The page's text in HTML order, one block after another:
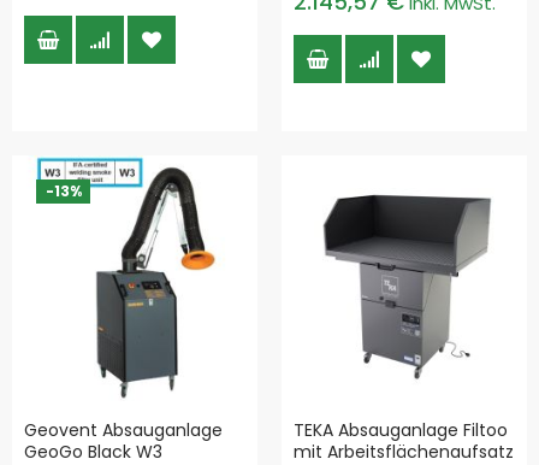
-13%
Geovent Absauganlage
GeoGo Black W3
TEKA Absauganlage Filtoo
mit Arbeitsflächenaufsatz